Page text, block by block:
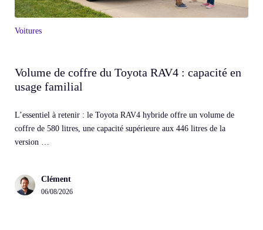
Voitures
Volume de coffre du Toyota RAV4 : capacité en
usage familial
L’essentiel à retenir : le Toyota RAV4 hybride offre un volume de
coffre de 580 litres, une capacité supérieure aux 446 litres de la
version …
Clément
06/08/2026